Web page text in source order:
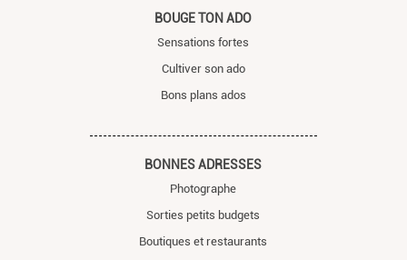
BOUGE TON ADO
Sensations fortes
Cultiver son ado
Bons plans ados
BONNES ADRESSES
Photographe
Sorties petits budgets
Boutiques et restaurants